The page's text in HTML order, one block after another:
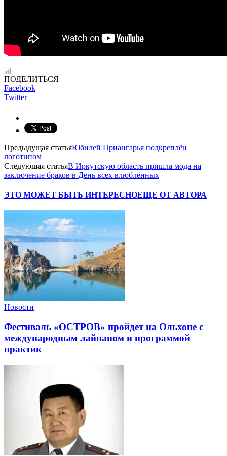
ПОДЕЛИТЬСЯ
Facebook
Twitter
Предыдущая статьяЮбилей Приангарья подкреплён
логотипом
Следующая статьяВ Иркутскую область пришла мода на
заключение браков в День всех влюблённых
ЭТО МОЖЕТ БЫТЬ ИНТЕРЕСНОЕЩЕ ОТ АВТОРА
Новости
Фестиваль «ОСТРОВ» пройдет на Ольхоне с
международным лайнапом и программой
практик